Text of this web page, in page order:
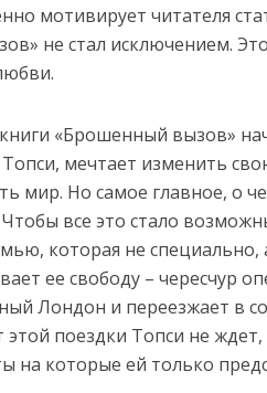
мотивирует читателя
не стал исключением.
«Брошенный вызов»
мечтает изменить
мир. Но самое главное, о
все это стало
которая не специально,
ее свободу – чересчур
Лондон и переезжает в
поездки Топси не
на которые ей только